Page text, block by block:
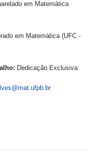
em Matemática
em Matemática (UFC -
Dedicação Exclusiva